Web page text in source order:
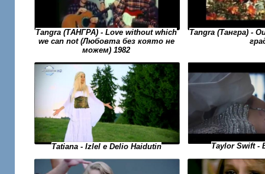
Tangra (ТАНГРА) - Love without which
we can not (Любовта без която не
можем) 1982
Tangra (Тангра) -
Tatiana - Izlel e Delio Haidutin Taylor Swift -